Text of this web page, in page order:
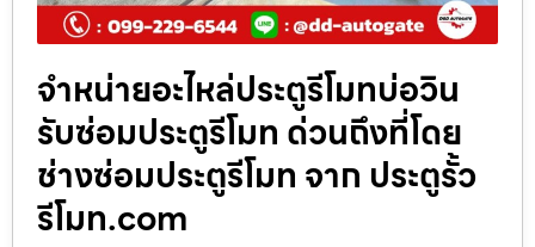
จำหน่ายอะไหล่ประตูรีโมทบ่อวิน
รับซ่อมประตูรีโมท ด่วนถึงที่โดย
ช่างซ่อมประตูรีโมท จาก ประตูรั้ว
รีโมท.com